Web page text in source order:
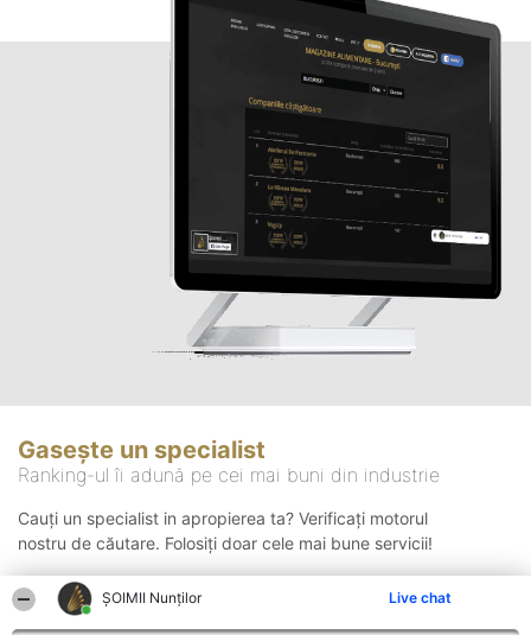
ȘOIMII Nunților Live chat
Gasește un specialist
Ranking-ul îi adună pe cei mai buni din industrie
Cauți un specialist in apropierea ta? Verificați motorul
nostru de căutare. Folosiți doar cele mai bune servicii!